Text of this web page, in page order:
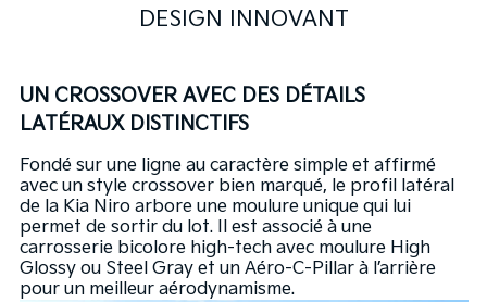
DESIGN INNOVANT
UN CROSSOVER AVEC DES DÉTAILS
LATÉRAUX DISTINCTIFS
Fondé sur une ligne au caractère simple et affirmé
avec un style crossover bien marqué, le profil latéral
de la Kia Niro arbore une moulure unique qui lui
permet de sortir du lot. Il est associé à une
carrosserie bicolore high-tech avec moulure High
Glossy ou Steel Gray et un Aéro-C-Pillar à l’arrière
pour un meilleur aérodynamisme.